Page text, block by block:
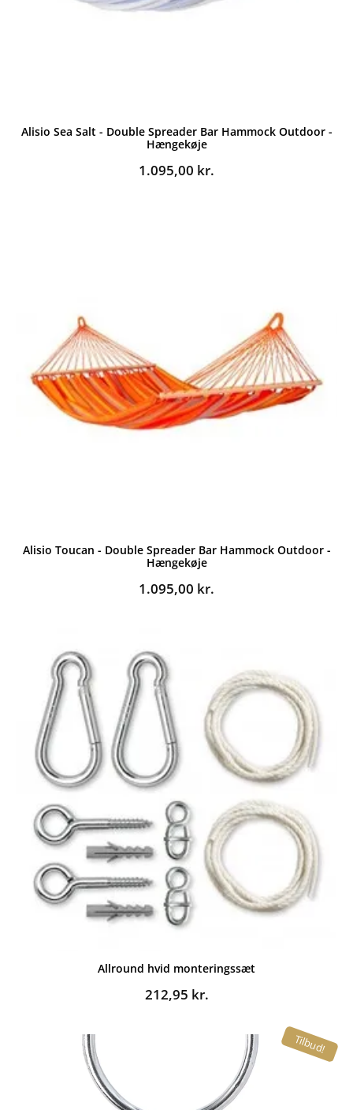
Alisio Sea Salt - Double Spreader Bar Hammock Outdoor -
Hængekøje
1.095,00 kr.
Alisio Toucan - Double Spreader Bar Hammock Outdoor -
Hængekøje
1.095,00 kr.
Allround hvid monteringssæt
212,95 kr.
Tilbud!